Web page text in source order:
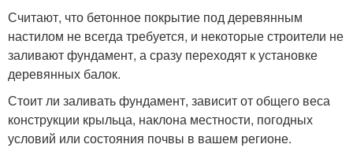
Считают, что бетонное покрытие под деревянным
настилом не всегда требуется, и некоторые строители не
заливают фундамент, а сразу переходят к установке
деревянных балок.
Стоит ли заливать фундамент, зависит от общего веса
конструкции крыльца, наклона местности, погодных
условий или состояния почвы в вашем регионе.